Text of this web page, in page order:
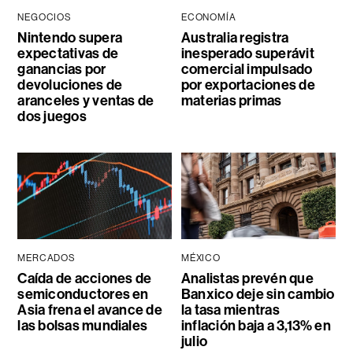
NEGOCIOS
Nintendo supera
expectativas de
ganancias por
devoluciones de
aranceles y ventas de
dos juegos
ECONOMÍA
Australia registra
inesperado superávit
comercial impulsado
por exportaciones de
materias primas
MERCADOS
Caída de acciones de
semiconductores en
Asia frena el avance de
las bolsas mundiales
MÉXICO
Analistas prevén que
Banxico deje sin cambio
la tasa mientras
inflación baja a 3,13% en
julio